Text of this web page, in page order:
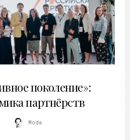
поколение»:
партнёрств
Moda